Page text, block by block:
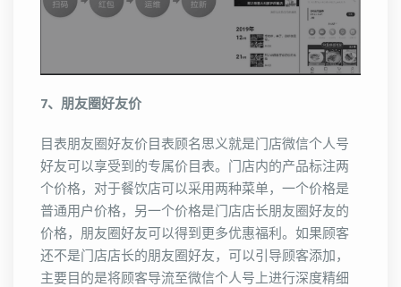
7、朋友圈好友价
目表朋友圈好友价目表顾名思义就是门店微信个人号
好友可以享受到的专属价目表。门店内的产品标注两
个价格，对于餐饮店可以采用两种菜单，一个价格是
普通用户价格，另一个价格是门店店长朋友圈好友的
价格，朋友圈好友可以得到更多优惠福利。如果顾客
还不是门店店长的朋友圈好友，可以引导顾客添加，
主要目的是将顾客导流至微信个人号上进行深度精细